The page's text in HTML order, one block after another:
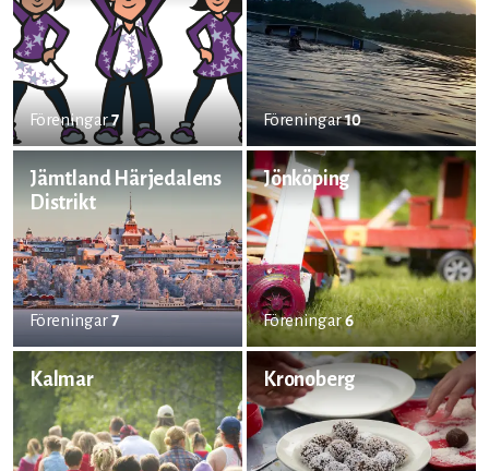
Föreningar7 Föreningar10
Jämtland Härjedalens
Distrikt
Föreningar7
Jönköping
Föreningar6
Kalmar Kronoberg